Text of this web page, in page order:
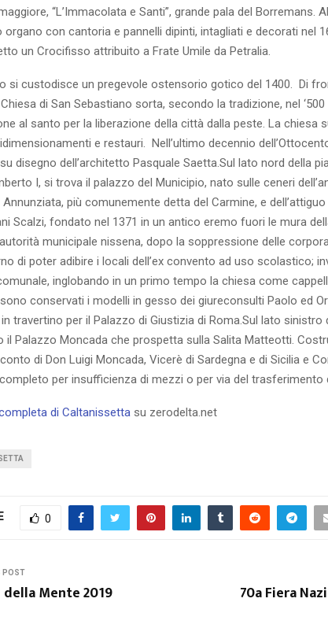
“L’Immacolata e Santi”, grande pala del Borremans.
con cantoria e pannelli dipinti, intagliati e decorati nel
un Crocifisso attribuito a Frate Umile da Petralia.
si custodisce un pregevole ostensorio gotico del 1400. Di
di San Sebastiano sorta, secondo la tradizione, nel
al santo per la liberazione della città dalla peste. La chiesa
e restauri. Nell’ultimo decennio
disegno dell’architetto Pasquale Saetta.Sul lato nord della
I, si trova il palazzo del Municipio, nato sulle ceneri
Annunziata, più comunemente detta del Carmine, e
Scalzi, fondato nel 1371 in un antico eremo fuori le mura
municipale nissena, dopo la soppressione delle
di poter adibire i locali dell’ex convento ad uso scolastico;
inglobando in un primo tempo la chiesa come
sono conservati i modelli in gesso dei giureconsulti Paolo ed
travertino per il Palazzo di Giustizia di Roma.Sul lato sinistro
il Palazzo Moncada che prospetta sulla Salita Matteotti.
di Don Luigi Moncada, Vicerè di Sardegna e di Sicilia e
per insufficienza di mezzi o per via del trasferimento
di Caltanissetta su zerodelta.net
0
POST
Mente 2019 70a Fiera